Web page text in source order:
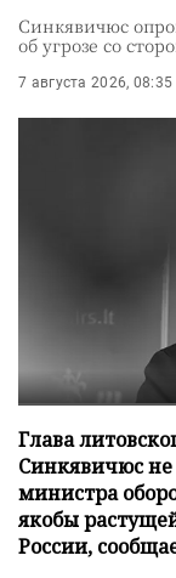
Синкявичюс
об угрозе со
7 августа 2026, 08:35
Глава
Синкявичюс не
министра
якобы
России,